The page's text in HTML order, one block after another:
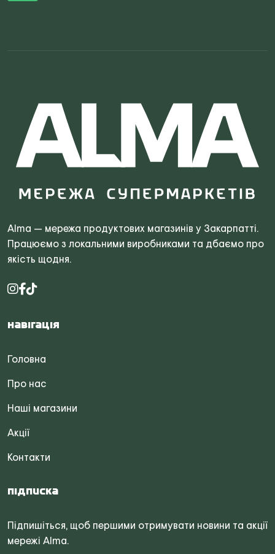
Alma — мережа продуктових магазинів у Закарпатті.
Працюємо з локальними виробниками та дбаємо про
якість щодня.
Навігація
Головна
Про нас
Наші магазини
Акції
Контакти
Підписка
Підпишіться, щоб першими отримувати новини та акції
мережі Alma.